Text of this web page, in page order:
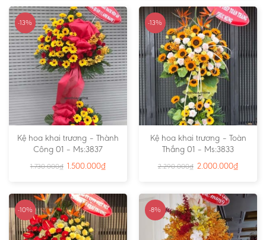
-13%
Kệ hoa khai trương – Thành
Công 01 – Ms:3837
1.730.000₫ 1.500.000₫
-13%
Kệ hoa khai trương – Toàn
Thắng 01 – Ms:3833
2.290.000₫ 2.000.000₫
-10% -8%